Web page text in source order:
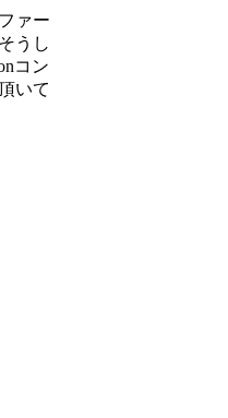
ァー
うし
コン
いて